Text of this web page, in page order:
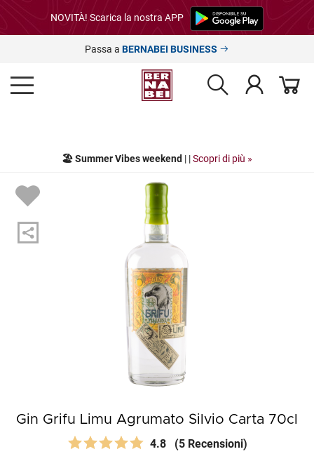
NOVITÀ! Scarica la nostra APP
Passa a BERNABEI BUSINESS
🏖️ Summer Vibes weekend | |Scopri di più »
Gin Grifu Limu Agrumato Silvio Carta 70cl
4.8 (5 Recensioni)